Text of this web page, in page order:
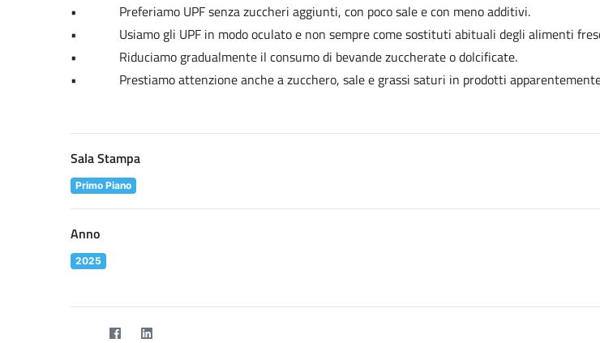
• Preferiamo UPF senza zuccheri aggiunti, con poco sale e con meno additivi.
• Usiamo gli UPF in modo oculato e non sempre come sostituti abituali degli alimenti
• Riduciamo gradualmente il consumo di bevande zuccherate o dolcificate.
• Prestiamo attenzione anche a zucchero, sale e grassi saturi in prodotti apparentemente
Sala Stampa
Primo Piano
Anno
2025